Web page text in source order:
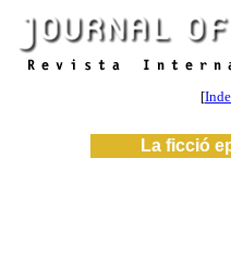
[
La ficció